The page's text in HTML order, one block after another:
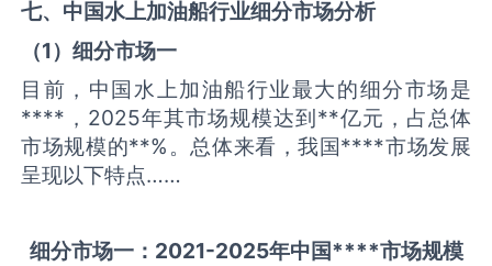
七、中国水上加油船行业细分市场分析
（1）细分市场一
目前，中国水上加油船行业最大的细分市场是
****，2025年其市场规模达到**亿元，占总体
市场规模的**%。总体来看，我国****市场发展
呈现以下特点……
细分市场一： 2021-2025年中国****市场规模